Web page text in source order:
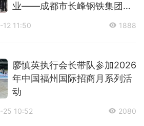
业——成都市长峰钢铁集团有
11:50 1888
廖慎英执行会长带队参加2026
年中国福州国际招商月系列活
动
10:52 2080